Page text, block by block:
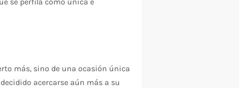
más, sino de una ocasión única
acercarse aún más a su